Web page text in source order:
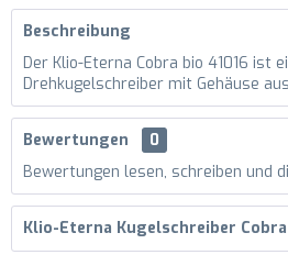
Beschreibung
Der Klio-Eterna Cobra bio 41016 ist
Drehkugelschreiber mit Gehäuse
Bewertungen
0
Bewertungen lesen, schreiben und
Klio-Eterna Kugelschreiber Cobra